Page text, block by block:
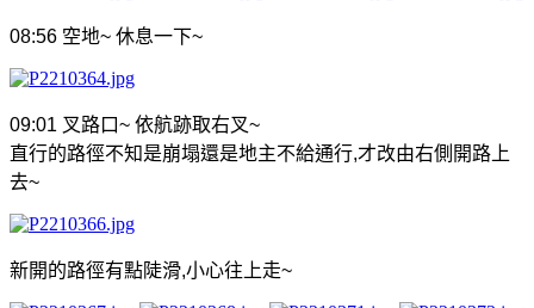
08:56 空地~ 休息一下~
09:01 叉路口~ 依航跡取右叉~
直行的路徑不知是崩塌還是地主不給通行,才改由右側開路上
去~
新開的路徑有點陡滑,小心往上走~